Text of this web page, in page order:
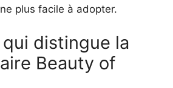
plus facile à adopter.
qui distingue la
Beauty of